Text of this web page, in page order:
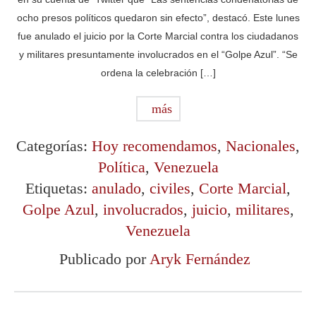
ocho presos políticos quedaron sin efecto”, destacó. Este lunes
fue anulado el juicio por la Corte Marcial contra los ciudadanos
y militares presuntamente involucrados en el “Golpe Azul”. “Se
ordena la celebración […]
más
Categorías: Hoy recomendamos, Nacionales,
Política, Venezuela
Etiquetas: anulado, civiles, Corte Marcial,
Golpe Azul, involucrados, juicio, militares,
Venezuela
Publicado por Aryk Fernández